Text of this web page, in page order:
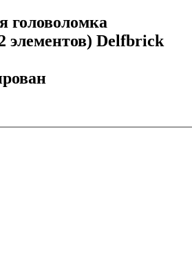
головоломка
элементов) Delfbrick